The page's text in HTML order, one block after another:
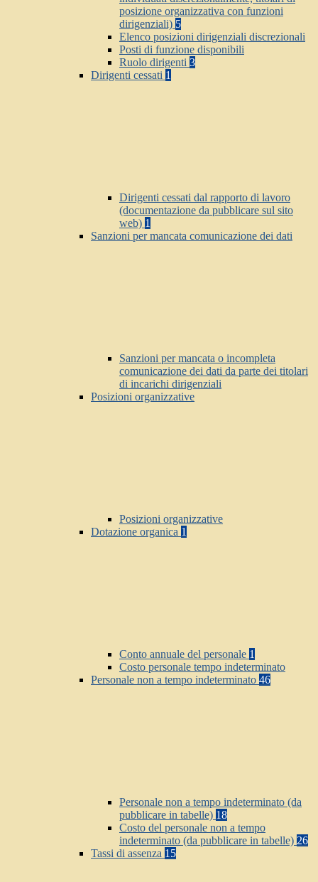
posizione organizzativa con funzioni
dirigenziali) 5
Elenco posizioni dirigenziali discrezionali
Posti di funzione disponibili
Ruolo dirigenti 3
Dirigenti cessati 1
Dirigenti cessati dal rapporto di lavoro
(documentazione da pubblicare sul sito
web) 1
Sanzioni per mancata comunicazione dei dati
Sanzioni per mancata o incompleta
comunicazione dei dati da parte dei titolari
di incarichi dirigenziali
Posizioni organizzative
Posizioni organizzative
Dotazione organica 1
Conto annuale del personale 1
Costo personale tempo indeterminato
Personale non a tempo indeterminato 46
Personale non a tempo indeterminato (da
pubblicare in tabelle) 18
Costo del personale non a tempo
indeterminato (da pubblicare in tabelle) 26
Tassi di assenza 15